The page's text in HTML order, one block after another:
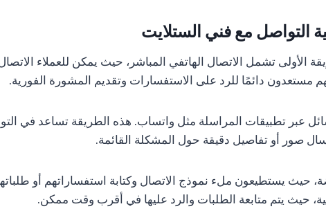
التواصل مع فني الستلايت
مستعدون دائمًا للرد على الاستفسارات وتقديم المشورة الفورية.
عبر تطبيقات المراسلة مثل واتساب. هذه الطريقة تساعد في
صور أو تفاصيل دقيقة حول المشكلة القائمة.
يستطيعون ملء نموذج الاتصال وكتابة استفساراتهم أو
حيث يتم متابعة الطلبات والرد عليها في أقرب وقت ممكن.